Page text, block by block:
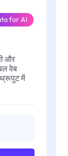
for AI
और
वेब
थ्रूपुट में